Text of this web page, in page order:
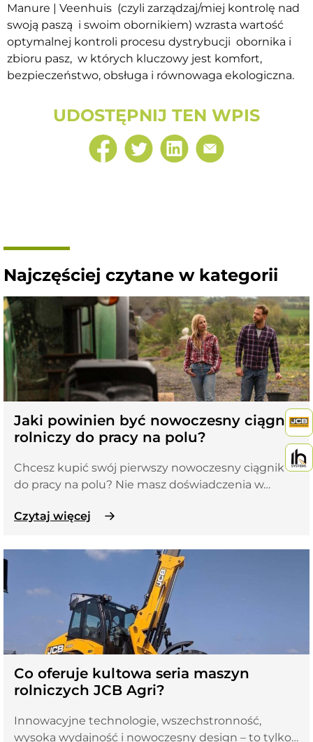
Manure | Veenhuis (czyli zarządzaj/miej kontrolę nad
swoją paszą i swoim obornikiem) wzrasta wartość
optymalnej kontroli procesu dystrybucji obornika i
zbioru pasz, w których kluczowy jest komfort,
bezpieczeństwo, obsługa i równowaga ekologiczna.
UDOSTĘPNIJ TEN WPIS
Najczęściej czytane w kategorii
Jaki powinien być nowoczesny ciągnik
rolniczy do pracy na polu?
Chcesz kupić swój pierwszy nowoczesny ciągnik
do pracy na polu? Nie masz doświadczenia w…
Czytaj więcej
Co oferuje kultowa seria maszyn
rolniczych JCB Agri?
Innowacyjne technologie, wszechstronność,
wysoka wydajność i nowoczesny design – to tylko…